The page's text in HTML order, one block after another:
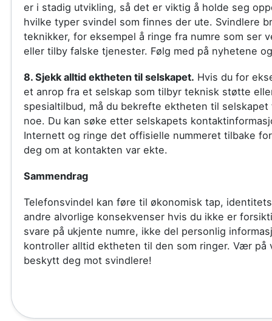
er i stadig utvikling, så det er viktig å holde seg
hvilke typer svindel som finnes der ute. Svindlere
teknikker, for eksempel å ringe fra numre som ser
eller tilby falske tjenester. Følg med på nyhetene
8. Sjekk alltid ektheten til selskapet. Hvis du for
et anrop fra et selskap som tilbyr teknisk støtte
spesialtilbud, må du bekrefte ektheten til selskapet
noe. Du kan søke etter selskapets
Internett og ringe det offisielle nummeret tilbake
deg om at kontakten var ekte.
Sammendrag
Telefonsvindel kan føre til økonomisk tap,
andre alvorlige konsekvenser hvis du ikke er
svare på ukjente numre, ikke del personlig
kontroller alltid ektheten til den som ringer. Vær på
beskytt deg mot svindlere!